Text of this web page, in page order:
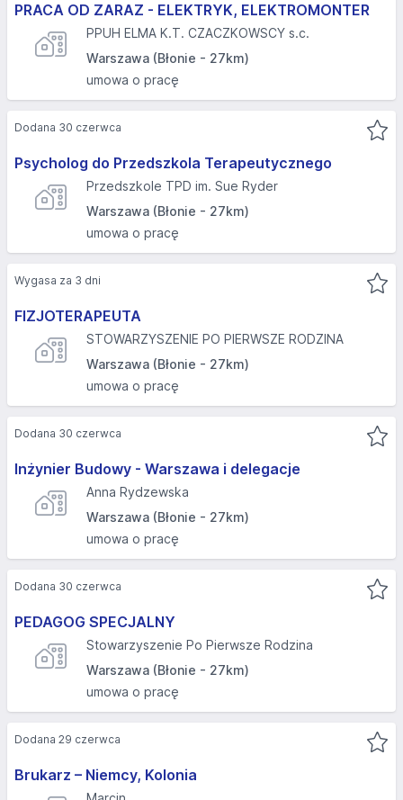
PRACA OD ZARAZ - ELEKTRYK, ELEKTROMONTER
PPUH ELMA K.T. CZACZKOWSCY s.c.
Warszawa (Błonie - 27km)
umowa o pracę
Psycholog do Przedszkola Terapeutycznego
Przedszkole TPD im. Sue Ryder
Warszawa (Błonie - 27km)
umowa o pracę
Dodana 30 czerwca
FIZJOTERAPEUTA
STOWARZYSZENIE PO PIERWSZE RODZINA
Warszawa (Błonie - 27km)
umowa o pracę
Wygasa za 3 dni
Inżynier Budowy - Warszawa i delegacje
Anna Rydzewska
Warszawa (Błonie - 27km)
umowa o pracę
Dodana 30 czerwca
PEDAGOG SPECJALNY
Stowarzyszenie Po Pierwsze Rodzina
Warszawa (Błonie - 27km)
umowa o pracę
Dodana 30 czerwca
Brukarz – Niemcy, Kolonia
Dodana 29 czerwca